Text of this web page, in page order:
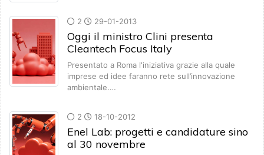
2 29-01-2013
Oggi il ministro Clini presenta
Cleantech Focus Italy
Presentato a Roma l'iniziativa grazie alla quale
imprese ed idee faranno rete sull’innovazione
ambientale.…
2 18-10-2012
Enel Lab: progetti e candidature sino
al 30 novembre